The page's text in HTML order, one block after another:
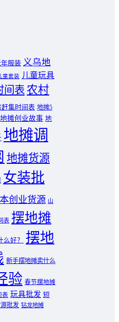
年服装 义乌地
童套装 儿童玩具
间表 农村
赶集时间表 地摊5
地摊创业故事 地
地摊调
地摊货源
女装批
创业货源 山
表 摆地摊
好？
摆地
新手摆地摊卖什么
验 春节摆地摊
表 玩具批发 短
批发 钻龙地摊